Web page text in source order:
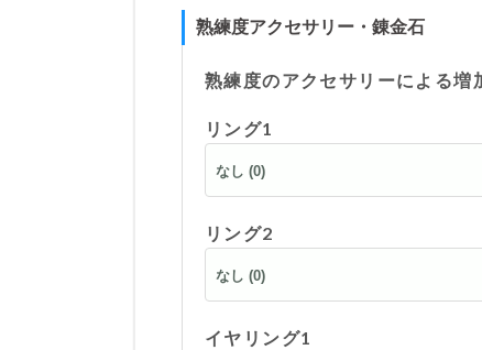
熟練度アクセサリー・錬金石
熟練度のアクセサリーによる増
リング1
リング2
イヤリング1